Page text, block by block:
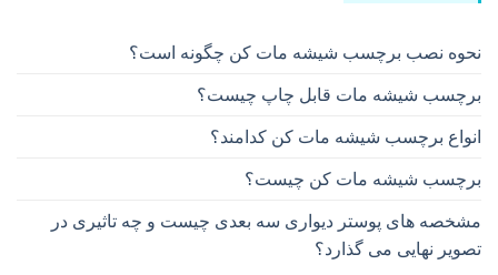
نحوه نصب برچسب شیشه مات کن چگونه است؟
برچسب شیشه مات قابل چاپ چیست؟
انواع برچسب شیشه مات کن کدامند؟
برچسب شیشه مات کن چیست؟
مشخصه های پوستر دیواری سه بعدی چیست و چه تاثیری در
تصویر نهایی می گذارد؟